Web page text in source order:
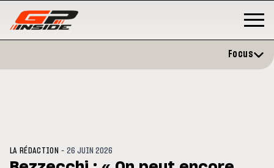
Focus
LA RÉDACTION -26 JUIN 2026